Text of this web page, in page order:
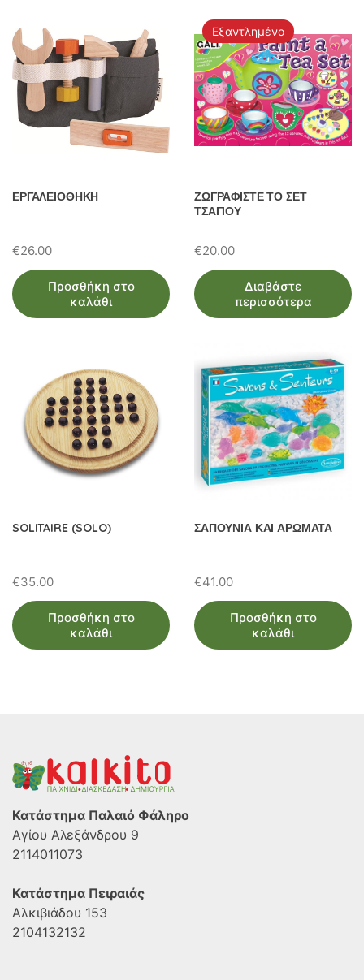
ΕΡΓΑΛΕΙΟΘΗΚΗ
€26.00
Προσθήκη στο
καλάθι
Εξαντλημένο
ΖΩΓΡΑΦΙΣΤΕ ΤΟ ΣΕΤ
ΤΣΑΓΙΟΥ
€20.00
Διαβάστε
περισσότερα
SOLITAIRE (SOLO)
€35.00
Προσθήκη στο
καλάθι
ΣΑΠΟΥΝΙΑ ΚΑΙ ΑΡΩΜΑΤΑ
€41.00
Προσθήκη στο
καλάθι
Κατάστημα Παλαιό Φάληρο
Αγίου Αλεξάνδρου 9
2114011073
Κατάστημα Πειραιάς
Αλκιβιάδου 153
2104132132